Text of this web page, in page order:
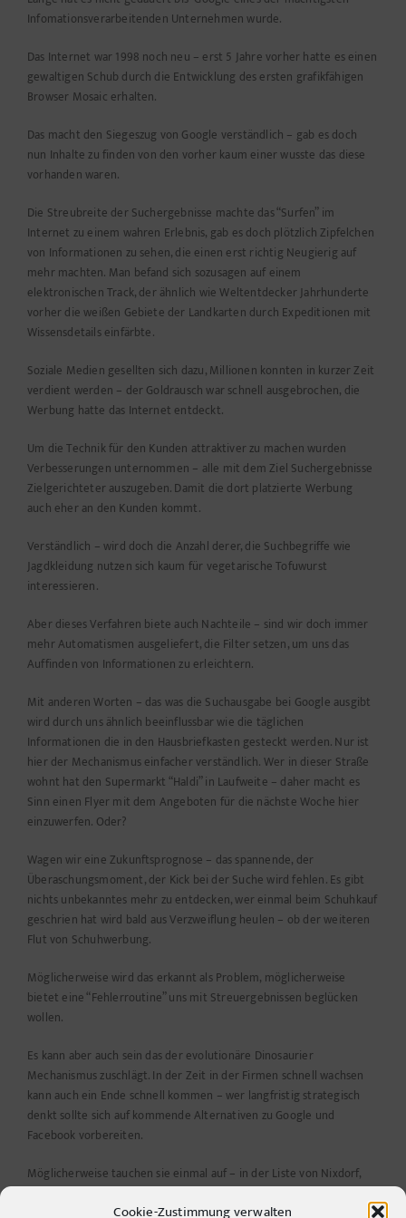
Cookie-Zustimmung verwalten
Infomationsverarbeitenden Unternehmen wurde.
Das Internet war 1998 noch neu – erst 5 Jahre vorher hatte es einen
gewaltigen Schub durch die Entwicklung des ersten grafikfähigen
Browser Mosaic erhalten.
Das macht den Siegeszug von Google verständlich – gab es doch
nun Inhalte zu finden von den vorher kaum einer wusste das diese
vorhanden waren.
Die Streubreite der Suchergebnisse machte das “Surfen” im
Internet zu einem wahren Erlebnis, gab es doch plötzlich Zipfelchen
von Informationen zu sehen, die einen erst richtig Neugierig auf
mehr machten. Man befand sich sozusagen auf einem
elektronischen Track, der ähnlich wie Weltentdecker Jahrhunderte
vorher die weißen Gebiete der Landkarten durch Expeditionen mit
Wissensdetails einfärbte.
Soziale Medien gesellten sich dazu, Millionen konnten in kurzer Zeit
verdient werden – der Goldrausch war schnell ausgebrochen, die
Werbung hatte das Internet entdeckt.
Um die Technik für den Kunden attraktiver zu machen wurden
Verbesserungen unternommen – alle mit dem Ziel Suchergebnisse
Zielgerichteter auszugeben. Damit die dort platzierte Werbung
auch eher an den Kunden kommt.
Verständlich – wird doch die Anzahl derer, die Suchbegriffe wie
Jagdkleidung nutzen sich kaum für vegetarische Tofuwurst
interessieren.
Aber dieses Verfahren biete auch Nachteile – sind wir doch immer
mehr Automatismen ausgeliefert, die Filter setzen, um uns das
Auffinden von Informationen zu erleichtern.
Mit anderen Worten – das was die Suchausgabe bei Google ausgibt
wird durch uns ähnlich beeinflussbar wie die täglichen
Informationen die in den Hausbriefkasten gesteckt werden. Nur ist
hier der Mechanismus einfacher verständlich. Wer in dieser Straße
wohnt hat den Supermarkt “Haldi” in Laufweite – daher macht es
Sinn einen Flyer mit dem Angeboten für die nächste Woche hier
einzuwerfen. Oder?
Wagen wir eine Zukunftsprognose – das spannende, der
Überaschungsmoment, der Kick bei der Suche wird fehlen. Es gibt
nichts unbekanntes mehr zu entdecken, wer einmal beim Schuhkauf
geschrien hat wird bald aus Verzweiflung heulen – ob der weiteren
Flut von Schuhwerbung.
Möglicherweise wird das erkannt als Problem, möglicherweise
bietet eine “Fehlerroutine” uns mit Streuergebnissen beglücken
wollen.
Es kann aber auch sein das der evolutionäre Dinosaurier
Mechanismus zuschlägt. In der Zeit in der Firmen schnell wachsen
kann auch ein Ende schnell kommen – wer langfristig strategisch
denkt sollte sich auf kommende Alternativen zu Google und
Facebook vorbereiten.
Möglicherweise tauchen sie einmal auf – in der Liste von Nixdorf,